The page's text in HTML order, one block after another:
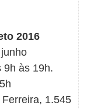
2016
9h às 19h.
1.545